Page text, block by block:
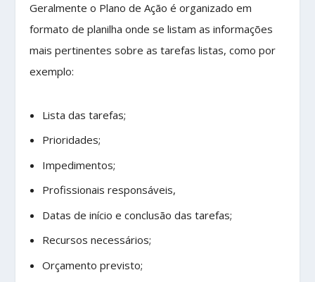
Geralmente o Plano de Ação é organizado em
formato de planilha onde se listam as informações
mais pertinentes sobre as tarefas listas, como por
exemplo:
Lista das tarefas;
Prioridades;
Impedimentos;
Profissionais responsáveis,
Datas de início e conclusão das tarefas;
Recursos necessários;
Orçamento previsto;